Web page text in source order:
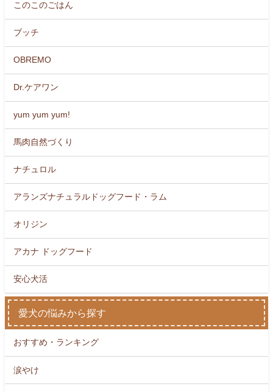
このこのごはん
ブッチ
OBREMO
Dr.ケアワン
yum yum yum!
馬肉自然づくり
ナチュロル
アランズナチュラルドッグフード・ラム
オリジン
アカナ ドッグフード
安心犬活
愛犬の悩みから探す
おすすめ・ランキング
涙やけ